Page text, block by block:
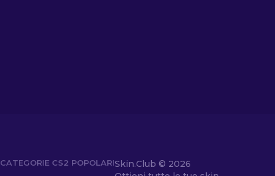
CATEGORIE CS2 POPOLARISkin.Club © 2026